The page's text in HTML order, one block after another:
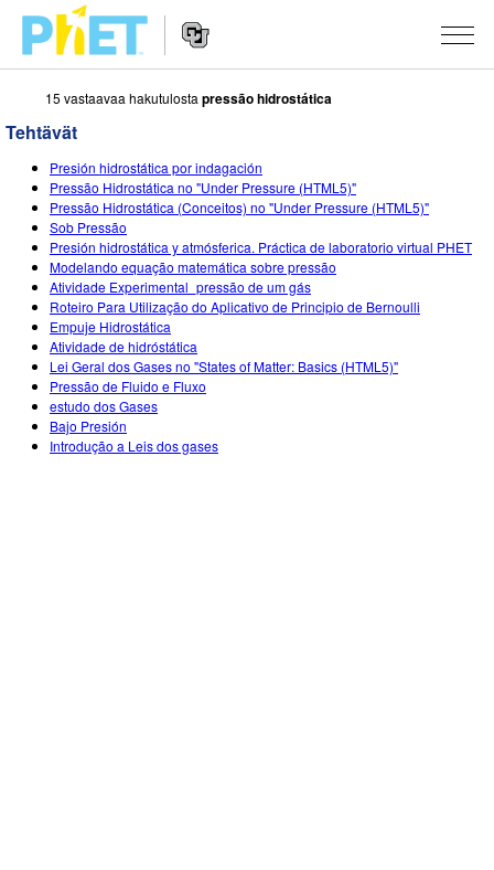
Search
the
PhET
Website
Navigation
SIMULAATIOT
All Sims
Fysiikka
Matematiikka
Kemia
Maantiede
Biologia
Käännetyt simulaatiot
STUDIO
About Studio
Customizable Sims
Start a Free Trial
Purchase a License
TEACHING
Selaa tehtäviä
Contribute an Activity
Activity Contribution Guidelines
Virtual Workshops
Professional Learning with PhET
TUTKIMUS
INITIATIVES
Inclusive Design
PhET Global
KIRJAUDU SISÄÄN / REKISTERÖIDY
KIRJAUDU SISÄÄN / REKISTERÖIDY
15 vastaavaa hakutulosta pressão hidrostática
Tehtävät
Presión hidrostática por indagación
Pressão Hidrostática no "Under Pressure (HTML5)"
Pressão Hidrostática (Conceitos) no "Under Pressure (HTML5)"
Sob Pressão
Presión hidrostática y atmósferica. Práctica de laboratorio virtual PHET
Modelando equação matemática sobre pressão
Atividade Experimental_pressão de um gás
Roteiro Para Utilização do Aplicativo de Principio de Bernoulli
Empuje Hidrostática
Atividade de hidróstática
Lei Geral dos Gases no "States of Matter: Basics (HTML5)"
Pressão de Fluido e Fluxo
estudo dos Gases
Bajo Presión
Introdução a Leis dos gases